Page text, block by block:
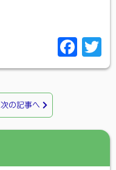
F
a
b
o
t
e
r
次の記事へ